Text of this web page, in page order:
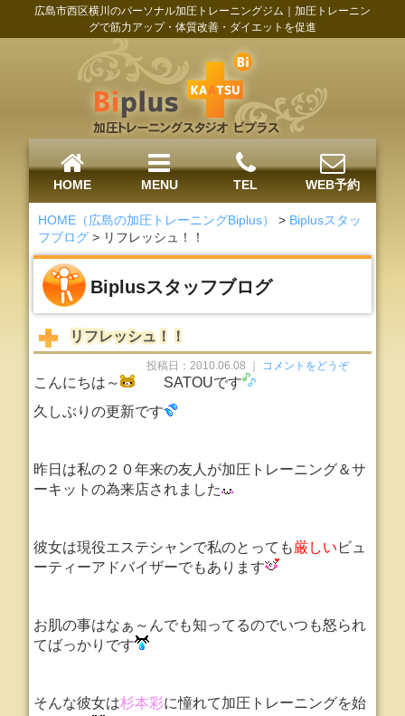
広島市西区横川のパーソナル加圧トレーニングジム｜加圧トレーニン
グで筋力アップ・体質改善・ダイエットを促進
HOME MENU TEL WEB予約
HOME（広島の加圧トレーニングBiplus） > Biplusスタッ
フブログ > リフレッシュ！！
Biplusスタッフブログ
リフレッシュ！！
投稿日：2010.06.08 ｜ コメントをどうぞ
こんにちは～
SATOUです
久しぶりの更新です
昨日は私の２０年来の友人が加圧トレーニング＆サ
ーキットの為来店されました
彼女は現役エステシャンで私のとっても厳しい ビュ
ーティーアドバイザーでもあります
お肌の事はなぁ～んでも知ってるのでいつも怒られ
てばっかりです
そんな彼女は杉本彩に憧れて加圧トレーニングを始